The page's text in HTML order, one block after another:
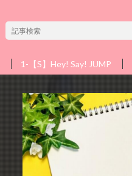
1-【S】Hey! Say! JUMP